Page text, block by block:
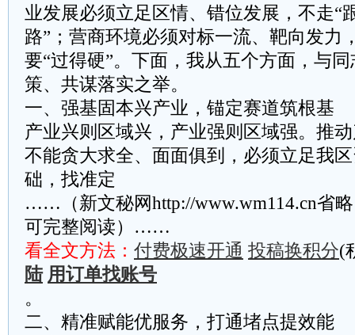
业发展必须立足区情、错位发展，不走“
路”；营商环境必须对标一流、靶向发力
要“过得硬”。下面，我从五个方面，与
策、共谋落实之举。
一、强基固本兴产业，锚定赛道筑根基
产业兴则区域兴，产业强则区域强。推
不能贪大求全、面面俱到，必须立足我
础，找准定
……（新文秘网http://www.wm114.cn省
可完整阅读）……
看全文方法： 付费极速开通 投稿换积分(
陆 用订单找账号
。
二、精准赋能优服务，打通堵点提效能